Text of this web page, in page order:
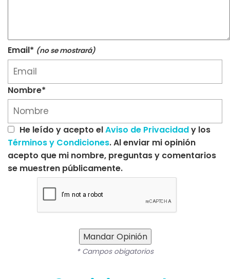
Email* (no se mostrará)
Nombre*
He leído y acepto elAviso de Privacidady los
Términos y Condiciones. Al enviar mi opinión
acepto que mi nombre, preguntas y comentarios
se muestren públicamente.
Mandar Opinión
* Campos obigatorios